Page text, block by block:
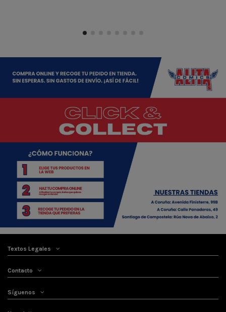
Textos Legales
Contacto
Síguenos